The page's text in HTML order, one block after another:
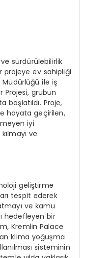
ve sürdürülebilirlik
projeye ev sahipliği
Müdürlüğü ile iş
Projesi, grubun
başlatıldı. Proje,
hayata geçirilen,
iyi
ve
geliştirme
tespit ederek
ve kamu
hedefleyen bir
Kremlin Palace
klima yoğuşma
sisteminin